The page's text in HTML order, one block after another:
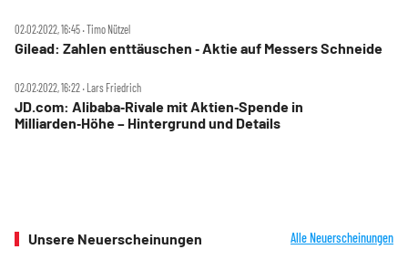
02.02.2022, 16:45 ‧ Timo Nützel
Gilead: Zahlen enttäuschen ‑ Aktie auf Messers Schneide
02.02.2022, 16:22 ‧ Lars Friedrich
JD.com: Alibaba‑Rivale mit Aktien‑Spende in
Milliarden‑Höhe – Hintergrund und Details
Unsere Neuerscheinungen Alle Neuerscheinungen